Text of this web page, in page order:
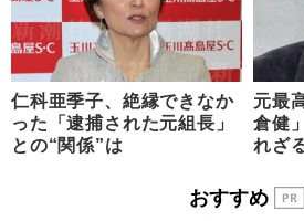
仁科亜季子、絶縁できなか
った「逮捕された元組長」
との“関係”は
元最
倉健
れざ
おすすめ